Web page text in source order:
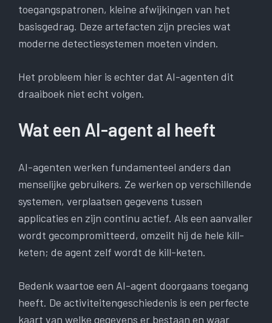
toegangspatronen, kleine afwijkingen van het
basisgedrag. Deze artefacten zijn precies wat
moderne detectiesystemen moeten vinden.
Het probleem hier is echter dat AI-agenten dit
draaiboek niet echt volgen.
Wat een AI-agent al heeft
AI-agenten werken fundamenteel anders dan
menselijke gebruikers. Ze werken op verschillende
systemen, verplaatsen gegevens tussen
applicaties en zijn continu actief. Als een aanvaller
wordt gecompromitteerd, omzeilt hij de hele kill-
keten; de agent zelf wordt de kill-keten.
Bedenk waartoe een AI-agent doorgaans toegang
heeft. De activiteitengeschiedenis is een perfecte
kaart van welke gegevens er bestaan ​​en waar